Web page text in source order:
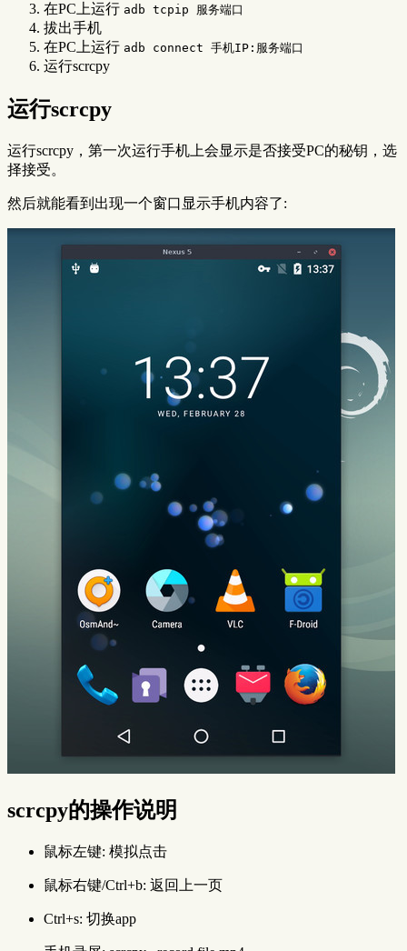
在PC上运行 adb tcpip 服务端口
拔出手机
在PC上运行 adb connect 手机IP:服务端口
运行scrcpy
运行scrcpy
运行scrcpy，第一次运行手机上会显示是否接受PC的秘钥，选
择接受。
然后就能看到出现一个窗口显示手机内容了:
scrcpy的操作说明
鼠标左键: 模拟点击
鼠标右键/Ctrl+b: 返回上一页
Ctrl+s: 切换app